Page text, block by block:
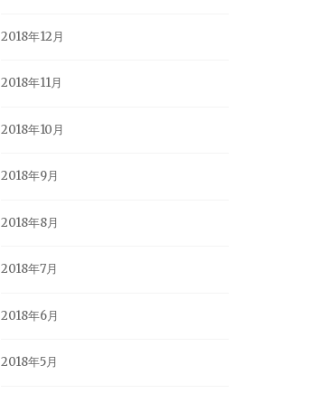
2018年12月
2018年11月
2018年10月
2018年9月
2018年8月
2018年7月
2018年6月
2018年5月